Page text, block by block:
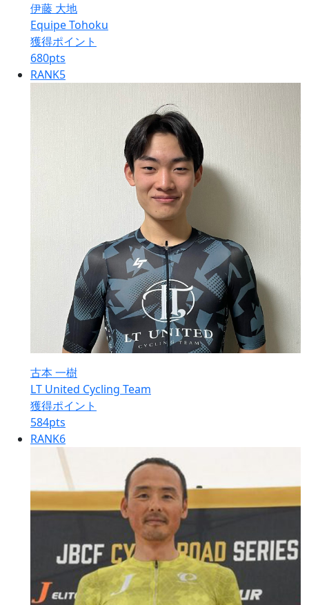
伊藤 大地
Equipe Tohoku
獲得ポイント
680pts
RANK5
古本 一樹
LT United Cycling Team
獲得ポイント
584pts
RANK6